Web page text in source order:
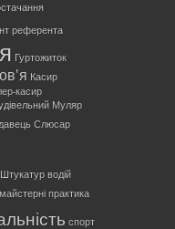
референта
Гуртожиток
Касир
касир
Муляр
Слюсар
Штукатур водій
майстерні практика
спорт